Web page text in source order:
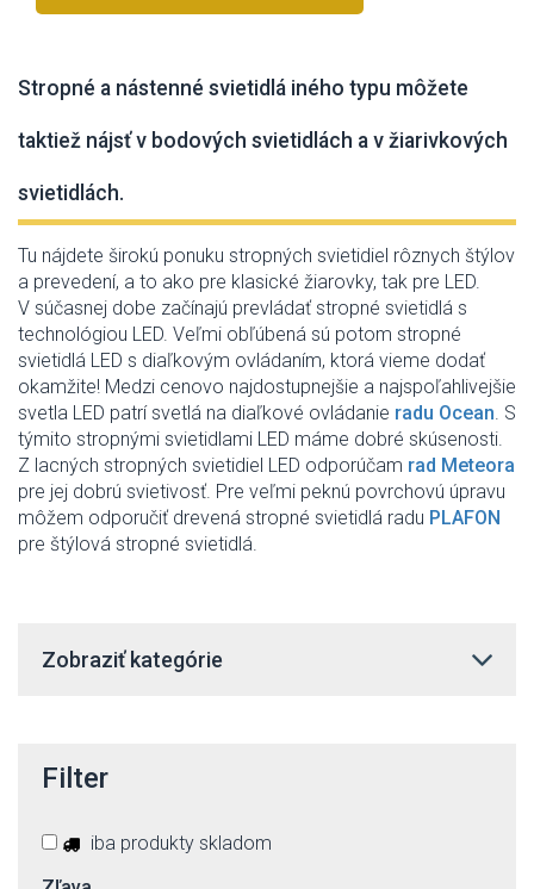
Stropné a nástenné svietidlá iného typu môžete
taktiež nájsť v bodových svietidlách a v žiarivkových
svietidlách.
Tu nájdete širokú ponuku stropných svietidiel rôznych štýlov
a prevedení, a to ako pre klasické žiarovky, tak pre LED.
V súčasnej dobe začínajú prevládať stropné svietidlá s
technológiou LED. Veľmi obľúbená sú potom stropné
svietidlá LED s diaľkovým ovládaním, ktorá vieme dodať
okamžite! Medzi cenovo najdostupnejšie a najspoľahlivejšie
svetla LED patrí svetlá na diaľkové ovládanie radu Ocean. S
týmito stropnými svietidlami LED máme dobré skúsenosti.
Z lacných stropných svietidiel LED odporúčam rad Meteora
pre jej dobrú svietivosť. Pre veľmi peknú povrchovú úpravu
môžem odporučiť drevená stropné svietidlá radu PLAFON
pre štýlová stropné svietidlá.
Zobraziť kategórie
Filter
iba produkty skladom